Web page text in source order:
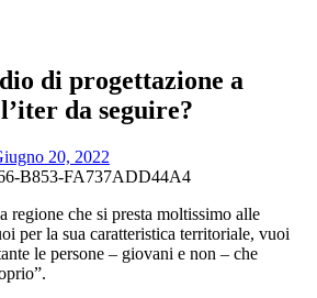
di progettazione a
da seguire?
20, 2022
regione che si presta moltissimo alle
per la sua caratteristica territoriale, vuoi
le persone – giovani e non – che